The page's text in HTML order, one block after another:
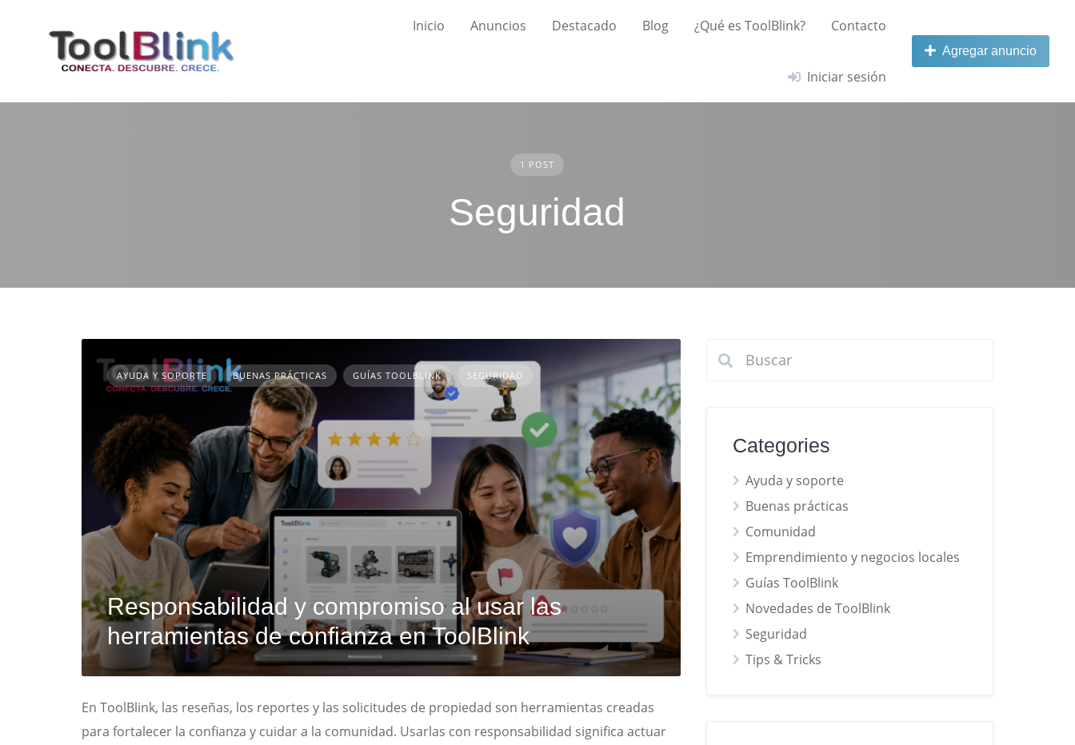
Inicio
Anuncios Destacado Blog ¿Qué es ToolBlink? Contacto
Iniciar sesión
Agregar anuncio
1 POST
Seguridad
AYUDA Y SOPORTE BUENAS PRÁCTICAS GUÍAS TOOLBLINK SEGURIDAD
Responsabilidad y compromiso al usar las
herramientas de confianza en ToolBlink
En ToolBlink, las reseñas, los reportes y las solicitudes de propiedad son herramientas creadas
para fortalecer la confianza y cuidar a la comunidad. Usarlas con responsabilidad significa actuar
Categories
Ayuda y soporte
Buenas prácticas
Comunidad
Emprendimiento y negocios locales
Guías ToolBlink
Novedades de ToolBlink
Seguridad
Tips & Tricks